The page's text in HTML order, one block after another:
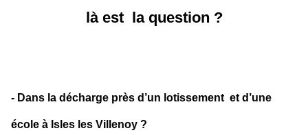
là est la question ?
- Dans la décharge près d’un lotissement et d’une
école à Isles les Villenoy ?